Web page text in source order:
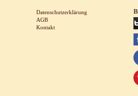
Datenschutzerklärung
AGB
Kontakt